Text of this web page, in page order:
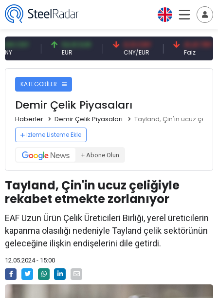
54,91 EUR
EUR
0,13 CNY
CNY/EUR
41,41 TRY
Faiz
KATEGORİLER
Demir Çelik Piyasaları
Haberler Demir Çelik Piyasaları Tayland, Çin'in ucuz
İzleme Listeme Ekle
+ Abone Olun
Tayland, Çin'in ucuz çeliğiyle
rekabet etmekte zorlanıyor
EAF Uzun Ürün Çelik Üreticileri Birliği, yerel üreticilerin
kapanma olasılığı nedeniyle Tayland çelik sektörünün
geleceğine ilişkin endişelerini dile getirdi.
12.05.2024 - 15:00